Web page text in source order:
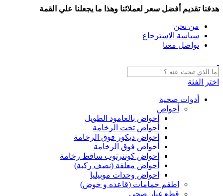
هدفنا تقديم أفضل سعر لعملائنا وهذا ما يجعلنا علي القمة
من نحن
سياسة الاسترجاع
تواصل معنا
اختر الفئة
أدوات صحية
أحواض
أحواض بالعامود الطويل
أحواض تحت الرخامة
أحواض ديكور فوق الرخامة
أحواض فوق الرخامة
أحواض كونترتوب ساقط رخامة
أحواض معلقة (نصف ركبة)
أحواض وحدات موبيليا
اطقم حمامات (قاعده و حوض)
قطع غيار صحي